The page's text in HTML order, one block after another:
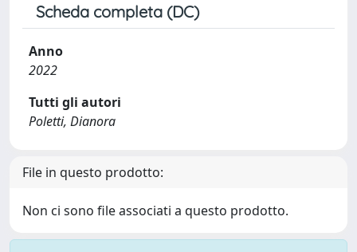
Scheda completa (DC)
Anno
2022
Tutti gli autori
Poletti, Dianora
File in questo prodotto:
Non ci sono file associati a questo prodotto.